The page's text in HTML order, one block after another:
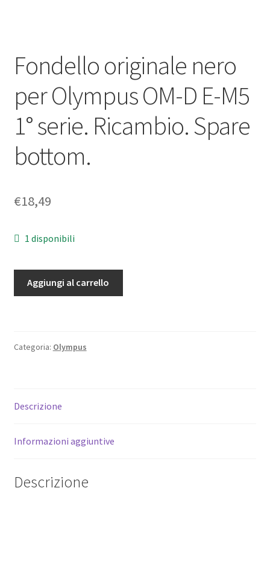
Fondello originale nero
per Olympus OM-D E-M5
1° serie. Ricambio. Spare
bottom.
€18,49
1 disponibili
originale
OM-
1°
Ricambio.
quantità
Aggiungi al carrello
Categoria: Olympus
Descrizione
Informazioni aggiuntive
Descrizione